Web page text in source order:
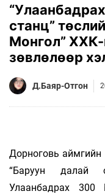
станц”
Монгол”
зөвлөлөөр
Д.Баяр-Отгон
Дорноговь
“Баруун далай
Улаанбадрах 300